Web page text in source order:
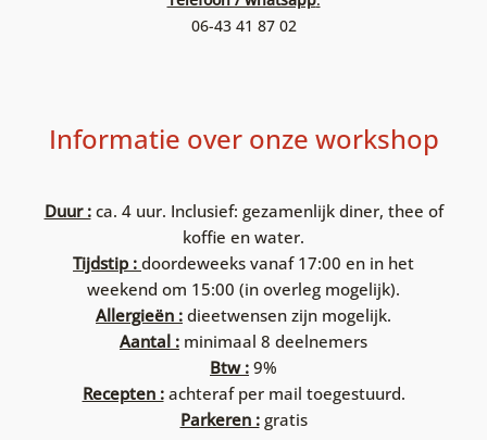
06-43 41 87 02
Informatie over onze workshop
Duur :ca. 4 uur. Inclusief: gezamenlijk diner, thee of
koffie en water.
Tijdstip : doordeweeks vanaf 17:00 en in het
weekend om 15:00 (in overleg mogelijk).
Allergieën : dieetwensen zijn mogelijk.
Aantal : minimaal 8 deelnemers
Btw : 9%
Recepten :achteraf per mail toegestuurd.
Parkeren :gratis